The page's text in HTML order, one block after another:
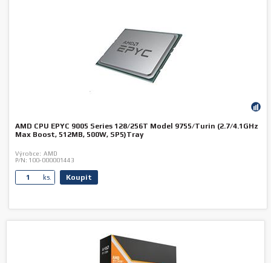
AMD CPU EPYC 9005 Series 128/256T Model 9755/Turin (2.7/4.1GHz
Max Boost, 512MB, 500W, SP5)Tray
Výrobce: AMD
P/N: 100-000001443
ks. Koupit